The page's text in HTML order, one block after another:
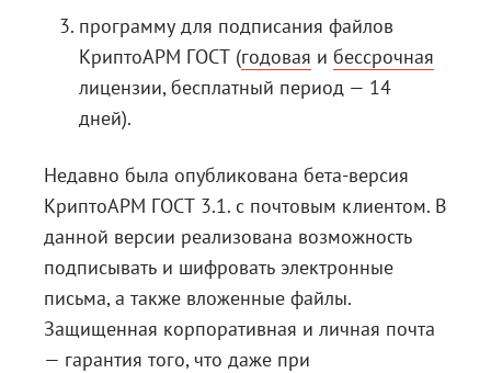
программу для подписания файлов
КриптоАРМ ГОСТ (годовая и бессрочная
лицензии, бесплатный период — 14
дней).
Недавно была опубликована бета-версия
КриптоАРМ ГОСТ 3.1. с почтовым клиентом. В
данной версии реализована возможность
подписывать и шифровать электронные
письма, а также вложенные файлы.
Защищенная корпоративная и личная почта
— гарантия того, что даже при